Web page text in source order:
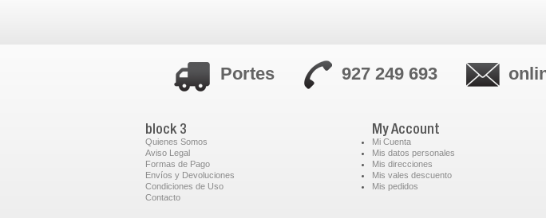
Portes 927 249 693
block 3
Quienes Somos
Aviso Legal
Formas de Pago
Envíos y Devoluciones
Condiciones de Uso
Contacto
My Account
Mi Cuenta
Mis datos personales
Mis direcciones
Mis vales descuento
Mis pedidos